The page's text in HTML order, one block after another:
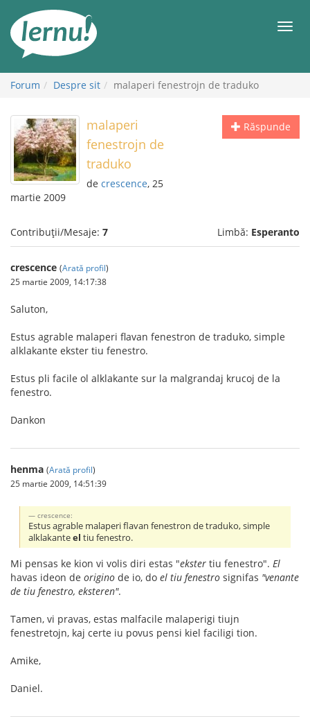
conținut
Forum Despre sit malaperi fenestrojn de traduko
Răspunde
malaperi
fenestrojn de
traduko
de crescence, 25
martie 2009
Contribuții/Mesaje: 7 Limbă: Esperanto
crescence (Arată profil)
25 martie 2009, 14:17:38
Saluton,
Estus agrable malaperi flavan fenestron de traduko, simple
alklakante ekster tiu fenestro.
Estus pli facile ol alklakante sur la malgrandaj krucoj de la
fenestro.
Dankon
henma (Arată profil)
25 martie 2009, 14:51:39
crescence:
Estus agrable malaperi flavan fenestron de traduko, simple
alklakanteel tiu fenestro.
Mi pensas ke kion vi volis diri estas "ekster tiu fenestro". El
havas ideon de origino de io, do el tiu fenestro signifas "venante
de tiu fenestro, eksteren".
Tamen, vi pravas, estas malfacile malaperigi tiujn
fenestretojn, kaj certe iu povus pensi kiel faciligi tion.
Amike,
Daniel.